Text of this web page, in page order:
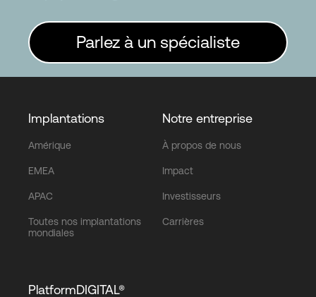
Parlez à un spécialiste
Implantations
Amérique
EMEA
APAC
Toutes nos implantations
mondiales
Notre entreprise
À propos de nous
Impact
Investisseurs
Carrières
PlatformDIGITAL®